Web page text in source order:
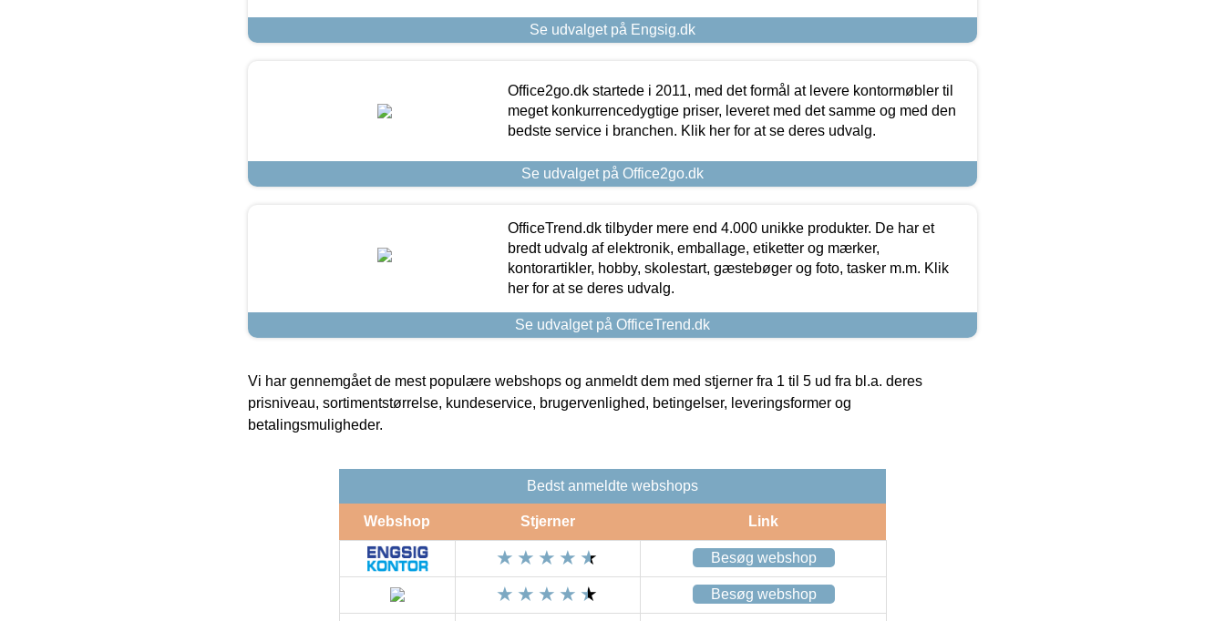
Se udvalget på Engsig.dk
Office2go.dk startede i 2011, med det formål at levere kontormøbler til
meget konkurrencedygtige priser, leveret med det samme og med den
bedste service i branchen. Klik her for at se deres udvalg.
Se udvalget på Office2go.dk
OfficeTrend.dk tilbyder mere end 4.000 unikke produkter. De har et
bredt udvalg af elektronik, emballage, etiketter og mærker,
kontorartikler, hobby, skolestart, gæstebøger og foto, tasker m.m. Klik
her for at se deres udvalg.
Se udvalget på OfficeTrend.dk
Vi har gennemgået de mest populære webshops og anmeldt dem med stjerner fra 1 til 5 ud fra bl.a. deres
prisniveau, sortimentstørrelse, kundeservice, brugervenlighed, betingelser, leveringsformer og
betalingsmuligheder.
Bedst anmeldte webshops
Webshop Stjerner Link
Besøg webshop
Besøg webshop